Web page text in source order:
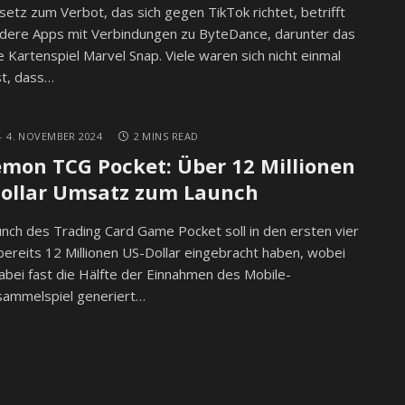
zum Verbot, das sich gegen TikTok richtet, betrifft
Apps mit Verbindungen zu ByteDance, darunter das
Kartenspiel Marvel Snap. Viele waren sich nicht einmal
dass…
4. NOVEMBER 2024 2 MINS READ
TCG Pocket: Über 12 Millionen
Umsatz zum Launch
des Trading Card Game Pocket soll in den ersten vier
12 Millionen US-Dollar eingebracht haben, wobei
fast die Hälfte der Einnahmen des Mobile-
generiert…